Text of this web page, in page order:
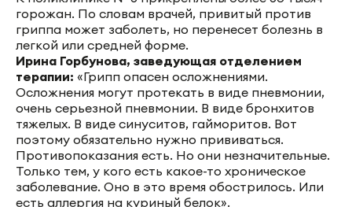
горожан. По словам врачей, привитый против
гриппа может заболеть, но перенесет болезнь в
легкой или средней форме.
Ирина Горбунова, заведующая отделением
терапии: «Грипп опасен осложнениями.
Осложнения могут протекать в виде пневмонии,
очень серьезной пневмонии. В виде бронхитов
тяжелых. В виде синуситов, гайморитов. Вот
поэтому обязательно нужно прививаться.
Противопоказания есть. Но они незначительные.
Только тем, у кого есть какое-то хроническое
заболевание. Оно в это время обострилось. Или
есть аллергия на куриный белок».